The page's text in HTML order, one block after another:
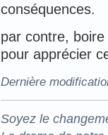
conséquences.
par contre,
pour apprécier
Dernière
Soyez le